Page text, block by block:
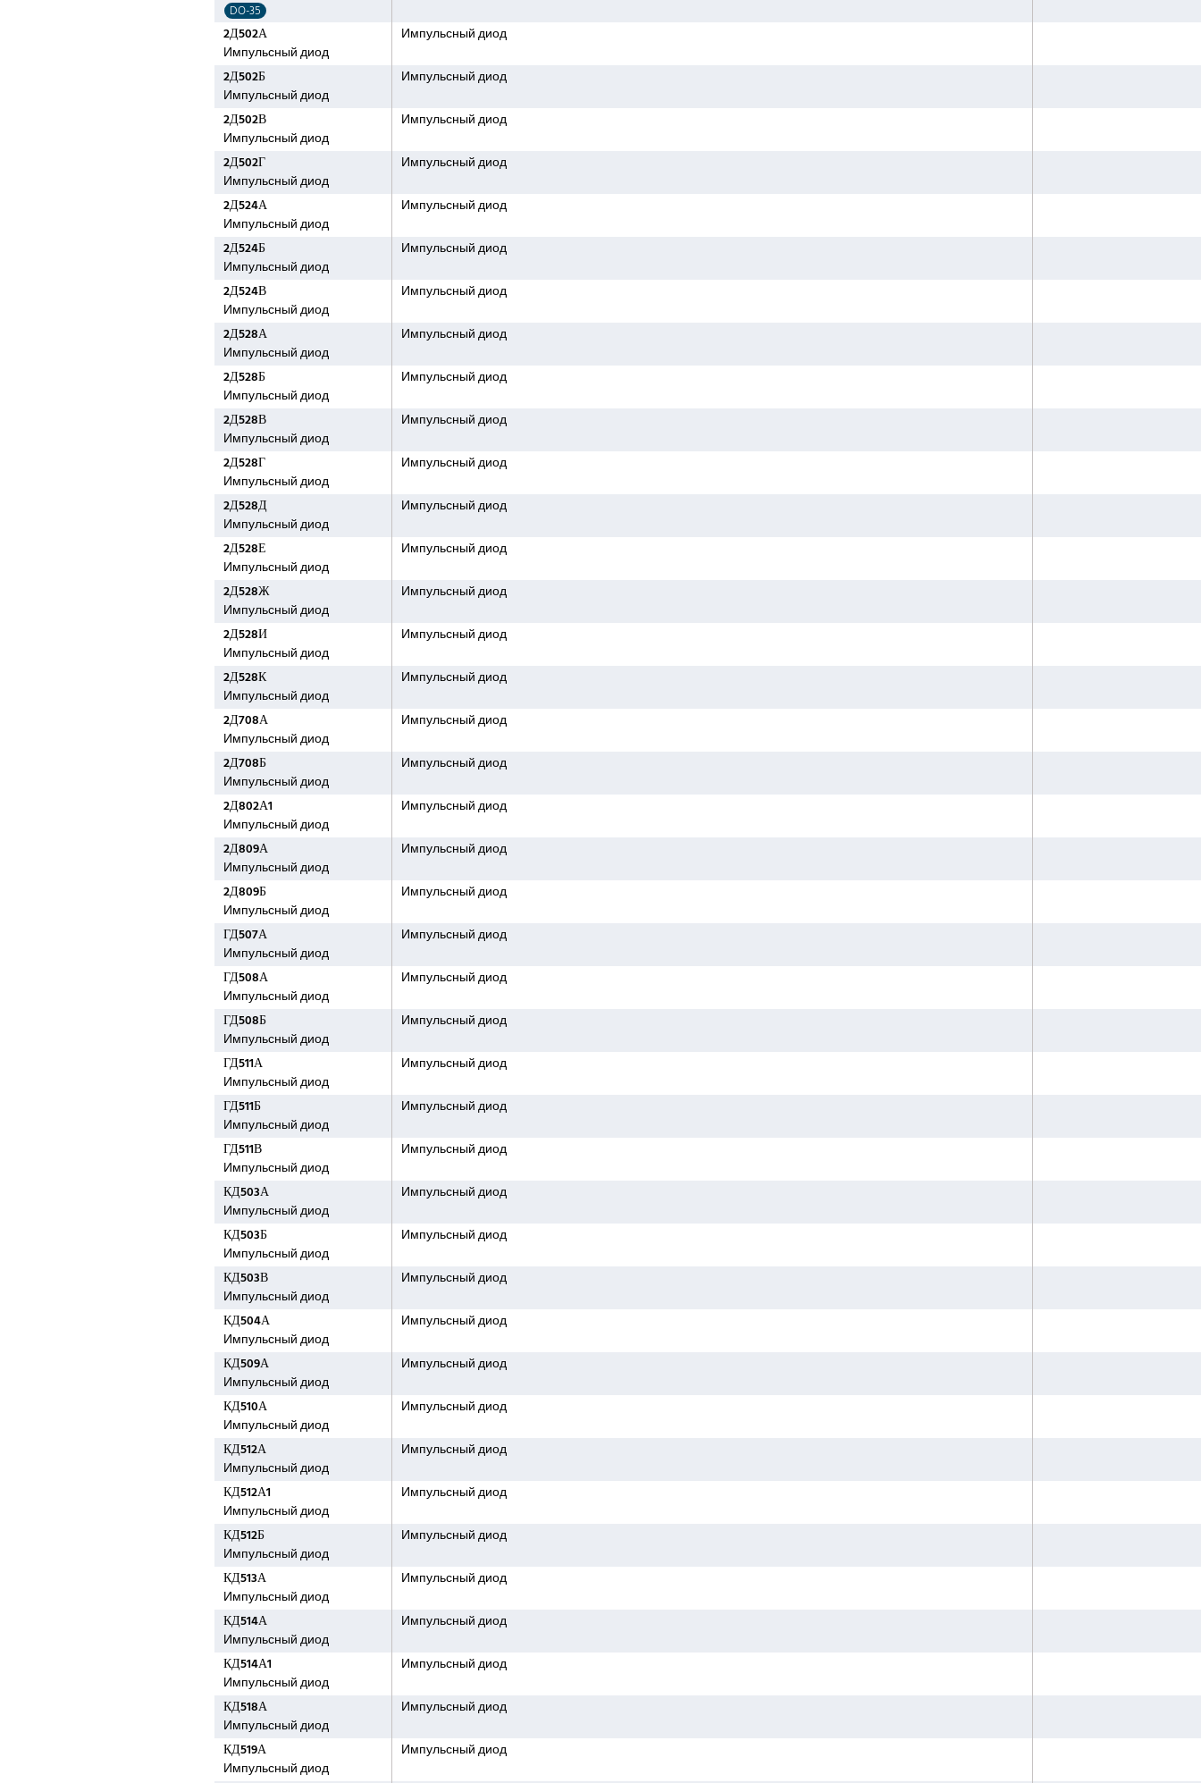
DO-35
2Д502А
Импульсный диод
Импульсный диод
2Д502Б
Импульсный диод
Импульсный диод
2Д502В
Импульсный диод
Импульсный диод
2Д502Г
Импульсный диод
Импульсный диод
2Д524А
Импульсный диод
Импульсный диод
2Д524Б
Импульсный диод
Импульсный диод
2Д524В
Импульсный диод
Импульсный диод
2Д528А
Импульсный диод
Импульсный диод
2Д528Б
Импульсный диод
Импульсный диод
2Д528В
Импульсный диод
Импульсный диод
2Д528Г
Импульсный диод
Импульсный диод
2Д528Д
Импульсный диод
Импульсный диод
2Д528Е
Импульсный диод
Импульсный диод
2Д528Ж
Импульсный диод
Импульсный диод
2Д528И
Импульсный диод
Импульсный диод
2Д528К
Импульсный диод
Импульсный диод
2Д708А
Импульсный диод
Импульсный диод
2Д708Б
Импульсный диод
Импульсный диод
2Д802А1
Импульсный диод
Импульсный диод
2Д809А
Импульсный диод
Импульсный диод
2Д809Б
Импульсный диод
Импульсный диод
ГД507А
Импульсный диод
Импульсный диод
ГД508А
Импульсный диод
Импульсный диод
ГД508Б
Импульсный диод
Импульсный диод
ГД511А
Импульсный диод
Импульсный диод
ГД511Б
Импульсный диод
Импульсный диод
ГД511В
Импульсный диод
Импульсный диод
КД503А
Импульсный диод
Импульсный диод
КД503Б
Импульсный диод
Импульсный диод
КД503В
Импульсный диод
Импульсный диод
КД504А
Импульсный диод
Импульсный диод
КД509А
Импульсный диод
Импульсный диод
КД510А
Импульсный диод
Импульсный диод
КД512А
Импульсный диод
Импульсный диод
КД512А1
Импульсный диод
Импульсный диод
КД512Б
Импульсный диод
Импульсный диод
КД513А
Импульсный диод
Импульсный диод
КД514А
Импульсный диод
Импульсный диод
КД514А1
Импульсный диод
Импульсный диод
КД518А
Импульсный диод
Импульсный диод
КД519А
Импульсный диод
Импульсный диод